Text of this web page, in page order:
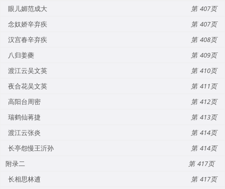
眼儿媚范成大
407
念奴娇辛弃疾
407
汉宫春辛弃疾
408
八归姜夔
409
渡江云吴文英
410
夜合花吴文英
411
高阳台周密
412
瑞鹤仙蒋捷
413
渡江云张炎
414
长亭怨慢王沂孙
414
附录二
417
长相思林逋
417